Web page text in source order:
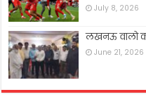
July 8, 2026
लखनऊ वालो
June 21, 2026